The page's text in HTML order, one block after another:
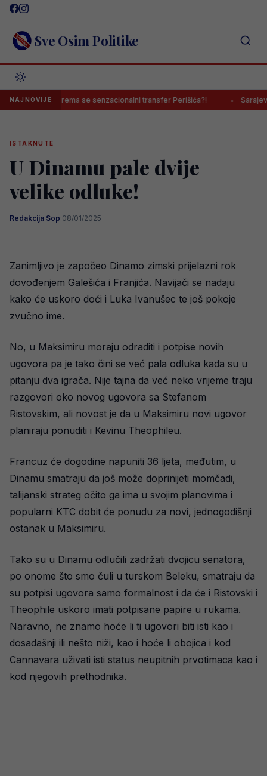
Skip
content Sve Osim Politike
NAJNOVIJESprema se senzacionalni transfer Perišića?! Sarajevo
ISTAKNUTE
U Dinamu pale dvije
velike odluke!
Redakcija Sop·08/01/2025
Zanimljivo je započeo Dinamo zimski prijelazni rok
dovođenjem Galešića i Franjića. Navijači se nadaju
kako će uskoro doći i Luka Ivanušec te još pokoje
zvučno ime.
No, u Maksimiru moraju odraditi i potpise novih
ugovora pa je tako čini se već pala odluka kada su u
pitanju dva igrača. Nije tajna da već neko vrijeme traju
razgovori oko novog ugovora sa Stefanom
Ristovskim, ali novost je da u Maksimiru novi ugovor
planiraju ponuditi i Kevinu Theophileu.
Francuz će dogodine napuniti 36 ljeta, međutim, u
Dinamu smatraju da još može doprinijeti momčadi,
talijanski strateg očito ga ima u svojim planovima i
popularni KTC dobit će ponudu za novi, jednogodišnji
ostanak u Maksimiru.
Tako su u Dinamu odlučili zadržati dvojicu senatora,
po onome što smo čuli u turskom Beleku, smatraju da
su potpisi ugovora samo formalnost i da će i Ristovski i
Theophile uskoro imati potpisane papire u rukama.
Naravno, ne znamo hoće li ti ugovori biti isti kao i
dosadašnji ili nešto niži, kao i hoće li obojica i kod
Cannavara uživati isti status neupitnih prvotimaca kao i
kod njegovih prethodnika.